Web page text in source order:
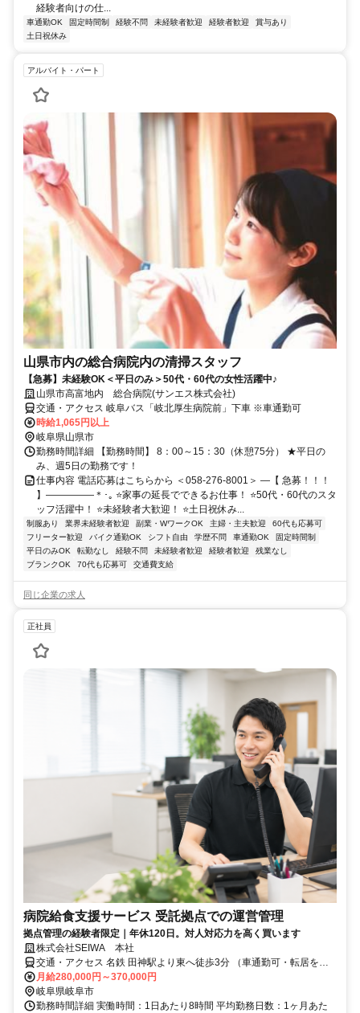
経験者向けの仕...
車通勤OK 固定時間制 経験不問 未経験者歓迎 経験者歓迎
賞与あり
土日祝休み
アルバイト・パート
山県市内の総合病院内の清掃スタッフ
【急募】未経験OK＜平日のみ＞50代・60代の女性活躍中♪
山県市高富地内 総合病院(サンエス株式会社)
交通・アクセス 岐阜バス「岐北厚生病院前」下車 ※車通勤可
時給1,065円以上
岐阜県山県市
勤務時間詳細 【勤務時間】 8：00～15：30（休憩75分） ★平日の
み、週5日の勤務です！
仕事内容 電話応募はこちらから ＜058-276-8001＞ ―【 急募！！！
】―――――＊･｡ ⭐家事の延長でできるお仕事！ ⭐50代・60代のスタ
ッフ活躍中！ ⭐未経験者大歓迎！ ⭐土日祝休み...
制服あり 業界未経験者歓迎 副業・WワークOK 主婦・主夫歓迎
60代も応募可
フリーター歓迎
バイク通勤OK シフト自由 学歴不問 車通勤OK
固定時間制
平日のみOK
転勤なし 経験不問 未経験者歓迎 経験者歓迎
残業なし
ブランクOK
70代も応募可 交通費支給
同じ企業の求人
正社員
病院給食支援サービス 受託拠点での運営管理
拠点管理の経験者限定｜年休120日。対人対応力を高く買います
株式会社SEIWA 本社
交通・アクセス 名鉄 田神駅より東へ徒歩3分 （車通勤可・転居を伴
う転勤なし）
月給280,000円～370,000円
岐阜県岐阜市
勤務時間詳細 実働時間：1日あたり8時間 平均勤務日数：1ヶ月あた